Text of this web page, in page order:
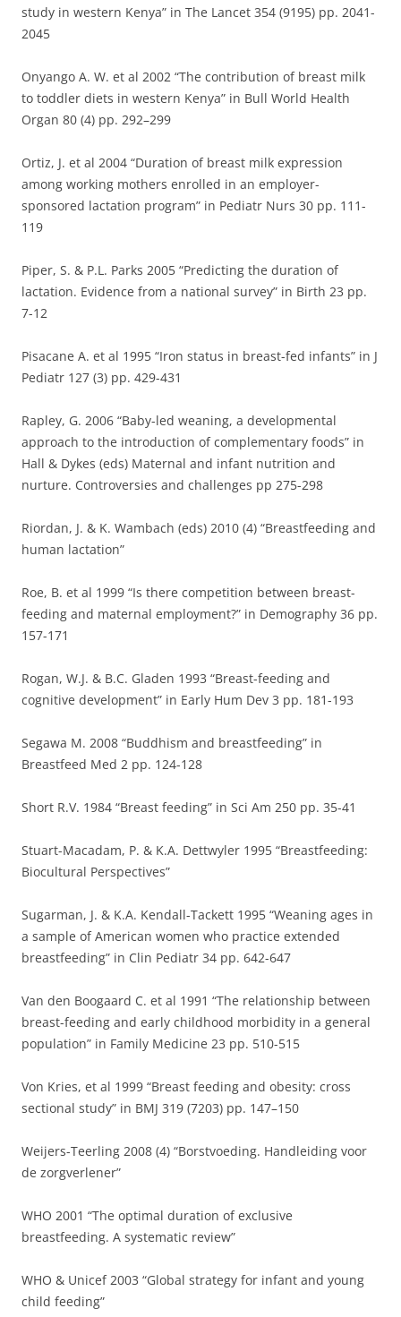
study in western Kenya” in The Lancet 354 (9195) pp. 2041-
2045
Onyango A. W. et al 2002 “The contribution of breast milk
to toddler diets in western Kenya” in Bull World Health
Organ 80 (4) pp. 292–299
Ortiz, J. et al 2004 “Duration of breast milk expression
among working mothers enrolled in an employer-
sponsored lactation program” in Pediatr Nurs 30 pp. 111-
119
Piper, S. & P.L. Parks 2005 “Predicting the duration of
lactation. Evidence from a national survey” in Birth 23 pp.
7-12
Pisacane A. et al 1995 “Iron status in breast-fed infants” in J
Pediatr 127 (3) pp. 429-431
Rapley, G. 2006 “Baby-led weaning, a developmental
approach to the introduction of complementary foods” in
Hall & Dykes (eds) Maternal and infant nutrition and
nurture. Controversies and challenges pp 275-298
Riordan, J. & K. Wambach (eds) 2010 (4) “Breastfeeding and
human lactation”
Roe, B. et al 1999 “Is there competition between breast-
feeding and maternal employment?” in Demography 36 pp.
157-171
Rogan, W.J. & B.C. Gladen 1993 “Breast-feeding and
cognitive development” in Early Hum Dev 3 pp. 181-193
Segawa M. 2008 “Buddhism and breastfeeding” in
Breastfeed Med 2 pp. 124-128
Short R.V. 1984 “Breast feeding” in Sci Am 250 pp. 35-41
Stuart-Macadam, P. & K.A. Dettwyler 1995 “Breastfeeding:
Biocultural Perspectives”
Sugarman, J. & K.A. Kendall-Tackett 1995 “Weaning ages in
a sample of American women who practice extended
breastfeeding” in Clin Pediatr 34 pp. 642-647
Van den Boogaard C. et al 1991 “The relationship between
breast-feeding and early childhood morbidity in a general
population” in Family Medicine 23 pp. 510-515
Von Kries, et al 1999 “Breast feeding and obesity: cross
sectional study” in BMJ 319 (7203) pp. 147–150
Weijers-Teerling 2008 (4) “Borstvoeding. Handleiding voor
de zorgverlener”
WHO 2001 “The optimal duration of exclusive
breastfeeding. A systematic review”
WHO & Unicef 2003 “Global strategy for infant and young
child feeding”